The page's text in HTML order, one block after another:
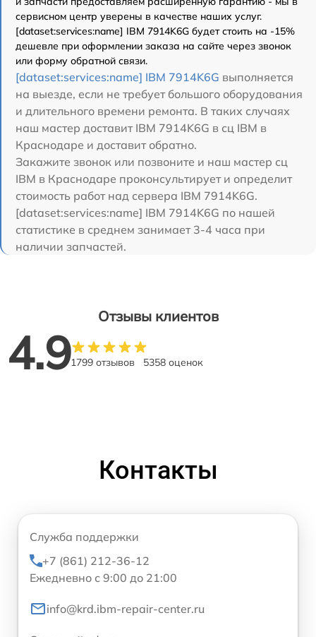
сервисном центр уверены в качестве наших услуг.
[dataset:services:name] IBM 7914K6G будет стоить на -15%
дешевле при оформлении заказа на сайте через звонок
или форму обратной связи.
[dataset:services:name] IBM 7914K6G выполняется
на выезде, если не требует большого оборудования
и длительного времени ремонта. В таких случаях
наш мастер доставит IBM 7914K6G в сц IBM в
Краснодаре и доставит обратно.
Закажите звонок или позвоните и наш мастер сц
IBM в Краснодаре проконсультирует и определит
стоимость работ над сервера IBM 7914K6G.
[dataset:services:name] IBM 7914K6G по нашей
статистике в среднем занимает 3-4 часа при
наличии запчастей.
Отзывы клиентов
4.91799 отзывов 5358 оценок
Контакты
Служба поддержки
+7 (861) 212-36-12
Ежедневно с 9:00 до 21:00
info@krd.ibm-repair-center.ru